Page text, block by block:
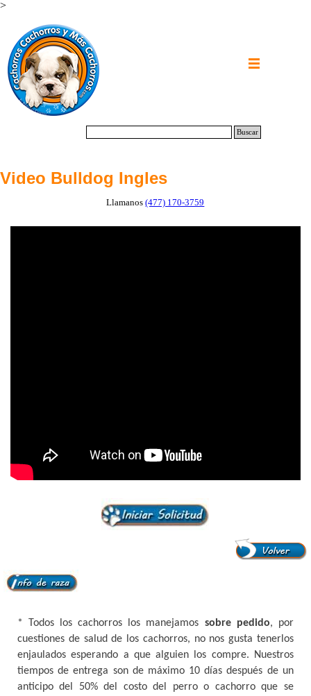
>
Buscar
Video Bulldog Ingles
Llamanos(477) 170-3759
* Todos los cachorros los manejamos sobre pedido, por
cuestiones de salud de los cachorros, no nos gusta tenerlos
enjaulados esperando a que alguien los compre. Nuestros
tiempos de entrega son de máximo 10 días después de un
anticipo del 50% del costo del perro o cachorro que se